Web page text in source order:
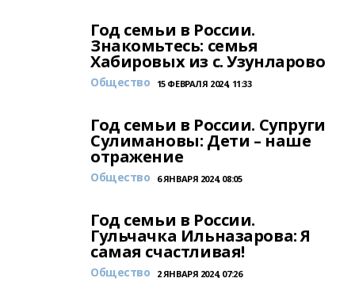
Год семьи в России.
Знакомьтесь: семья
Хабировых из с. Узунларово
Общество 15 ФЕВРАЛЯ 2024, 11:33
Год семьи в России. Супруги
Сулимановы: Дети – наше
отражение
Общество 6 ЯНВАРЯ 2024, 08:05
Год семьи в России.
Гульчачка Ильназарова: Я
самая счастливая!
Общество 2 ЯНВАРЯ 2024, 07:26